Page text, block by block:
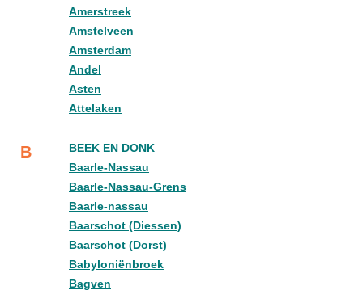
Amerstreek
Amstelveen
Amsterdam
Andel
Asten
Attelaken
B
BEEK EN DONK
Baarle-Nassau
Baarle-Nassau-Grens
Baarle-nassau
Baarschot (Diessen)
Baarschot (Dorst)
Babyloniënbroek
Bagven